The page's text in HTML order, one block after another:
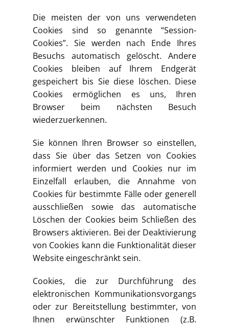
Die meisten der von uns verwendeten
Cookies sind so genannte “Session-
Cookies”. Sie werden nach Ende Ihres
Besuchs automatisch gelöscht. Andere
Cookies bleiben auf Ihrem Endgerät
gespeichert bis Sie diese löschen. Diese
Cookies ermöglichen es uns, Ihren
Browser beim nächsten Besuch
wiederzuerkennen.
Sie können Ihren Browser so einstellen,
dass Sie über das Setzen von Cookies
informiert werden und Cookies nur im
Einzelfall erlauben, die Annahme von
Cookies für bestimmte Fälle oder generell
ausschließen sowie das automatische
Löschen der Cookies beim Schließen des
Browsers aktivieren. Bei der Deaktivierung
von Cookies kann die Funktionalität dieser
Website eingeschränkt sein.
Cookies, die zur Durchführung des
elektronischen Kommunikationsvorgangs
oder zur Bereitstellung bestimmter, von
Ihnen erwünschter Funktionen (z.B.